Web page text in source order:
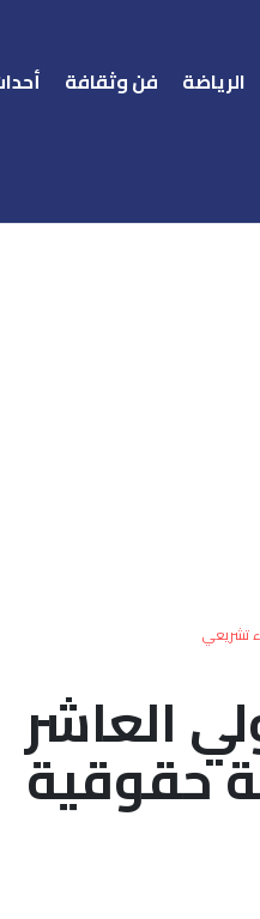
الرياضة فن وثقافة
تشريعي
العاشر
حقوقية